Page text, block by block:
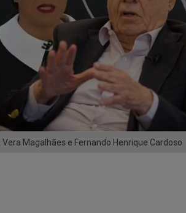
Magalhães e Fernando Henrique Cardoso